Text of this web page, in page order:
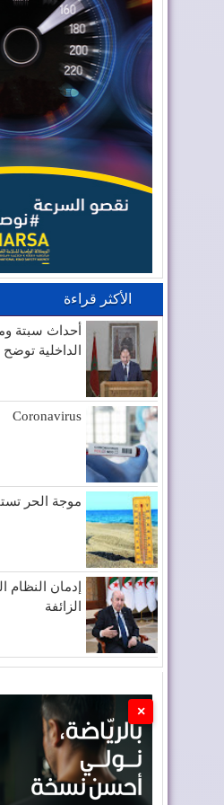
الأكثر قراءة
أحداث سبتة
الداخلية توضح
Coronavirus
موجة الحر
إدمان النظام
الزائفة
×